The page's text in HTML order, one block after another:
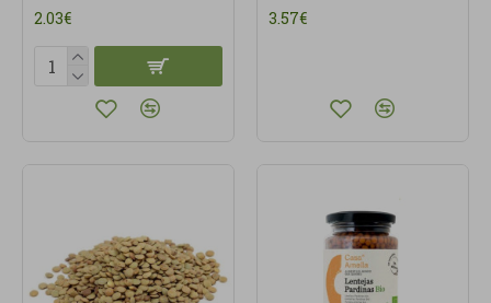
2.03€
3.57€